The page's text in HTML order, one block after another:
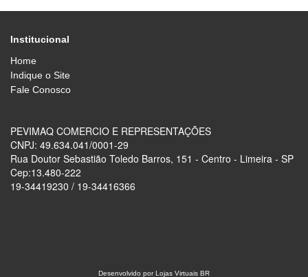
Institucional
Home
Indique o Site
Fale Conosco
PEVIMAQ COMERCIO E REPRESENTAÇÕES
CNPJ: 49.634.041/0001-29
Rua Doutor Sebastião Toledo Barros, 151 - Centro - Limeira - SP
Cep:13.480-222
19-34419230 / 19-34416366
Desenvolvido porLojas Virtuais BR